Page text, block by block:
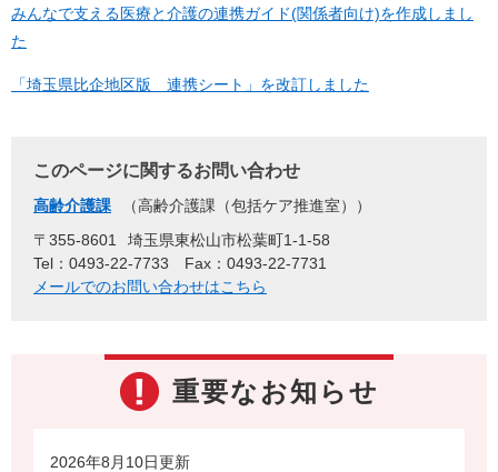
みんなで支える医療と介護の連携ガイド(関係者向け)を作成しまし
た
「埼玉県比企地区版 連携シート」を改訂しました
このページに関するお問い合わせ
高齢介護課
高齢介護課（包括ケア推進室）
〒355-8601
埼玉県東松山市松葉町1-1-58
Tel：0493-22-7733
Fax：0493-22-7731
メールでのお問い合わせはこちら
重要なお知らせ
2026年8月10日更新